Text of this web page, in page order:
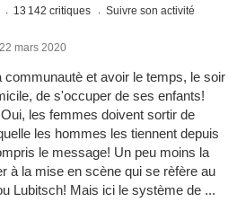
13 142 critiques Suivre son activité
mars 2020
et avoir le temps, le soir
de s'occuper de ses enfants!
les femmes doivent sortir de
les hommes les tiennent depuis
le message! Un peu moins la
à la mise en scène qui se rèfère au
Lubitsch! Mais ici le système de ...